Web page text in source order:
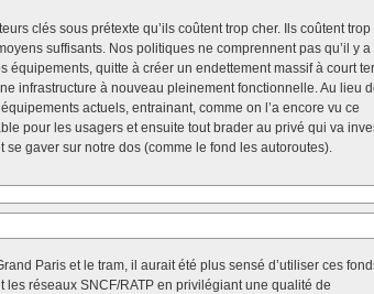
clés sous prétexte qu’ils coûtent trop cher. Ils coûtent trop
suffisants. Nos politiques ne comprennent pas qu’il y a
équipements, quitte à créer un endettement massif à court
infrastructure à nouveau pleinement fonctionnelle. Au lieu
actuels, entrainant, comme on l’a encore vu ce
pour les usagers et ensuite tout brader au privé qui va
se gaver sur notre dos (comme le fond les autoroutes).
Paris et le tram, il aurait été plus sensé d’utiliser ces
réseaux SNCF/RATP en privilégiant une qualité de